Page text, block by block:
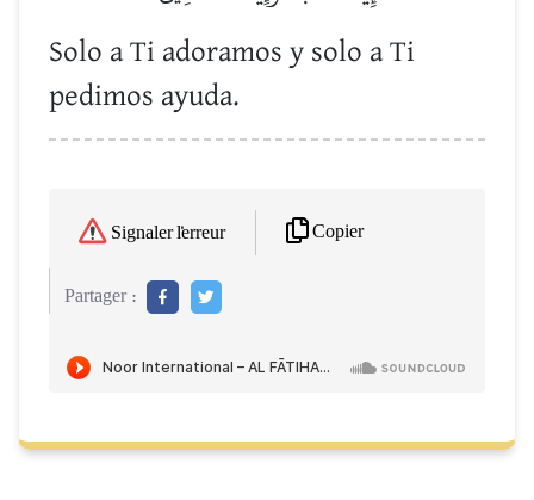
Solo a Ti adoramos y solo a Ti
pedimos ayuda.
Signaler l'erreur Copier
Partager :